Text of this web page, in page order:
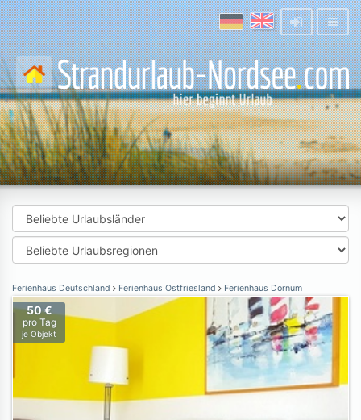
Ferienhaus Deutschland Ferienhaus Ostfriesland Ferienhaus Dornum
50 €
pro Tag
je Objekt